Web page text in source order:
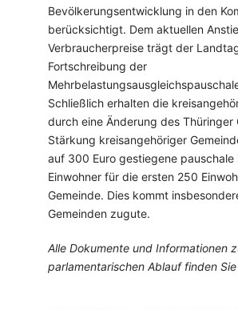
Bevölkerungsentwicklung in den
berücksichtigt. Dem aktuellen
Verbraucherpreise trägt der
Fortschreibung der
Schließlich erhalten die
durch eine Änderung des Thüringer
Stärkung kreisangehöriger
auf 300 Euro gestiegene pauschale
Einwohner für die ersten 250
Gemeinde. Dies kommt
Gemeinden zugute.
Alle Dokumente und Informationen
parlamentarischen Ablauf finden Sie